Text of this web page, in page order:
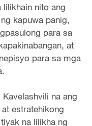
lilikhain nito ang
kapuwa panig,
para sa
at
para sa mga
na ang
estratehikong
na lilikha ng